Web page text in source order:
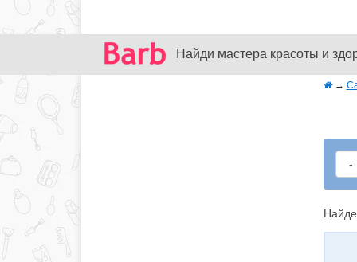
Найди мастера красоты и
→